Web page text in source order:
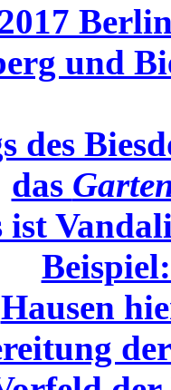
und
des
das
ist
Hausen